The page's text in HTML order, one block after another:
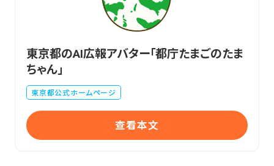
東京都のAI広報アバター「都庁たまごのたま
ちゃん」
東京都公式ホームページ
查看本文